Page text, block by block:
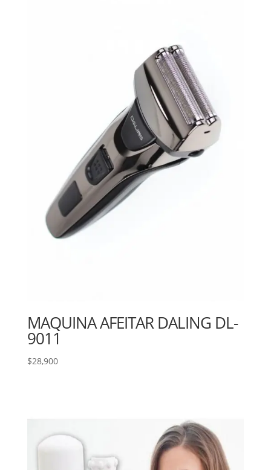
MAQUINA AFEITAR DALING DL-
9011
$28,900